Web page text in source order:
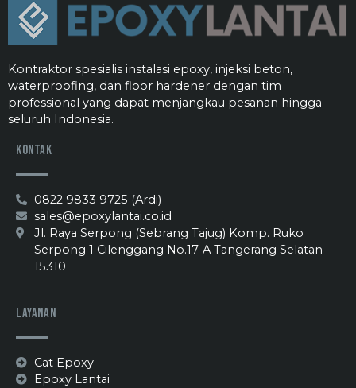
Kontraktor spesialis instalasi epoxy, injeksi beton,
waterproofing, dan floor hardener dengan tim
professional yang dapat menjangkau pesanan hingga
seluruh Indonesia.
Kontak
0822 9833 9725 (Ardi)
sales@epoxylantai.co.id
Jl. Raya Serpong (Sebrang Tajug) Komp. Ruko
Serpong 1 Cilenggang No.17-A Tangerang Selatan
15310
Layanan
Cat Epoxy
Epoxy Lantai